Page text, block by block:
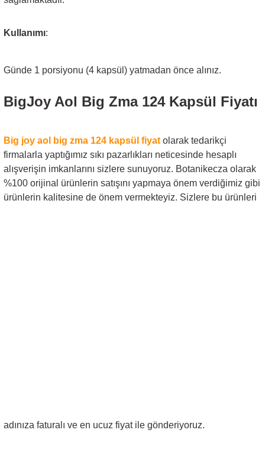
Kullanımı:
Günde 1 porsiyonu (4 kapsül) yatmadan önce alınız.
BigJoy Aol Big Zma 124 Kapsül Fiyatı
Big joy aol big zma 124 kapsül fiyat olarak tedarikçi
firmalarla yaptığımız sıkı pazarlıkları neticesinde hesaplı
alışverişin imkanlarını sizlere sunuyoruz. Botanikecza olarak
%100 orijinal ürünlerin satışını yapmaya önem verdiğimiz gibi
ürünlerin kalitesine de önem vermekteyiz. Sizlere bu ürünleri
adınıza faturalı ve en ucuz fiyat ile gönderiyoruz.